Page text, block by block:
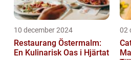
10 december 2024
Restaurang Östermalm:
En Kulinarisk Oas i Hjärtat
02